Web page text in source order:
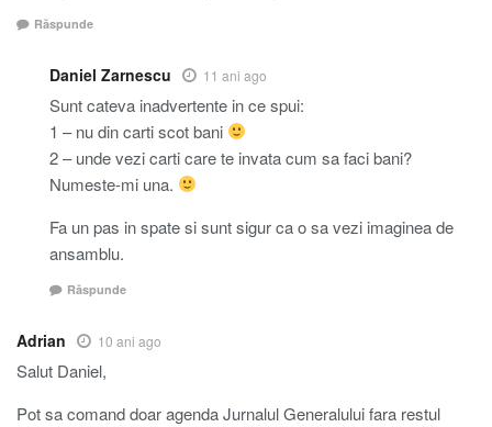
Răspunde
Daniel Zarnescu 11 ani ago
Sunt cateva inadvertente in ce spui:
1 – nu din carti scot bani
2 – unde vezi carti care te invata cum sa faci bani?
Numeste-mi una.
Fa un pas in spate si sunt sigur ca o sa vezi imaginea de
ansamblu.
Răspunde
Adrian 10 ani ago
Salut Daniel,
Pot sa comand doar agenda Jurnalul Generalului fara restul